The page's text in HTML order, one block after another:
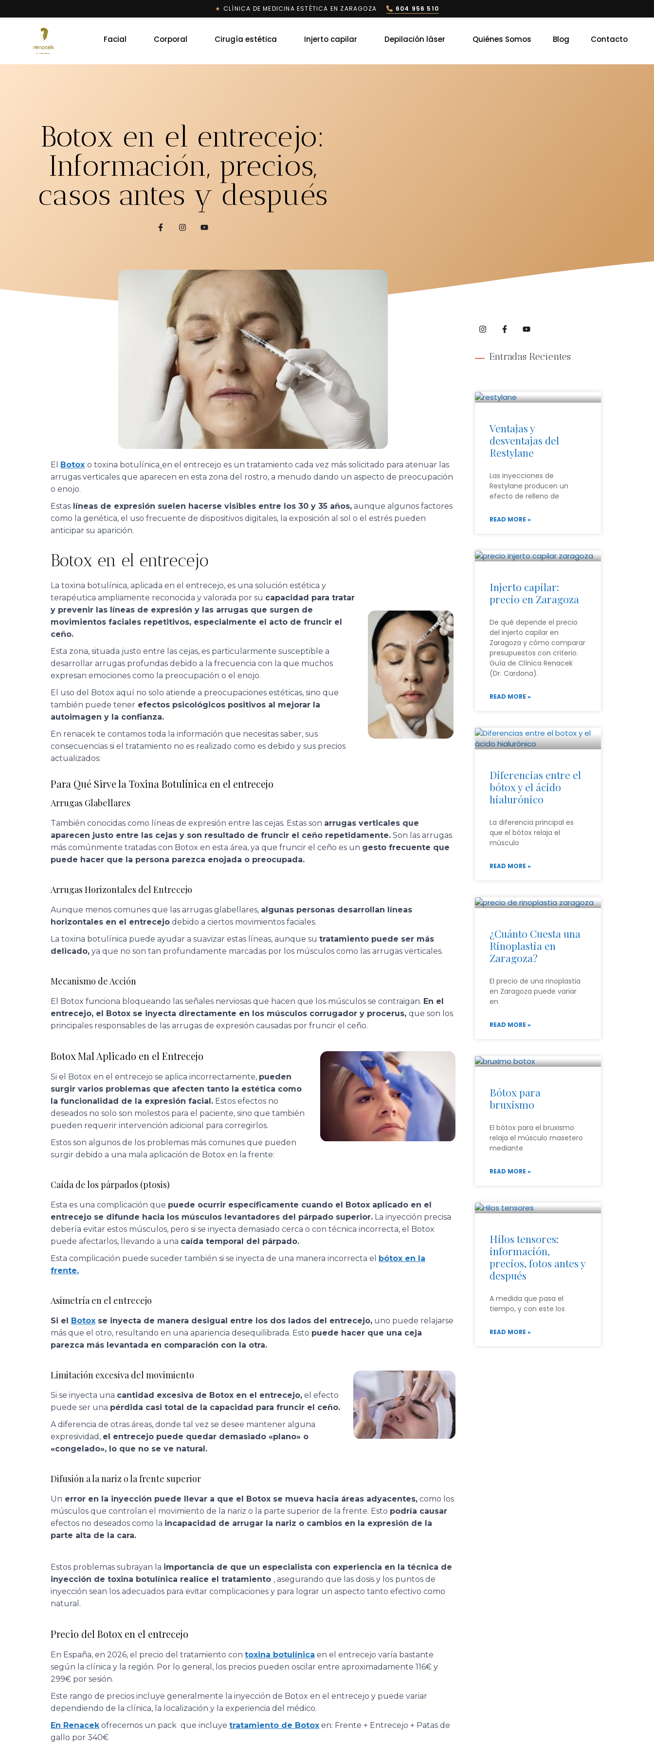
★ CLÍNICA DE MEDICINA ESTÉTICA EN ZARAGOZA · 604 956 510
Facial Corporal Cirugía estética Injerto capilar Depilación láser Quiénes Somos Blog Contacto
Botox en el entrecejo:
Información, precios,
casos antes y después
El Botox otoxina botulínica en el entrecejo es un tratamiento cada vez más solicitado para atenuar las
arrugas verticales que aparecen en esta zona del rostro, a menudo dando un aspecto de preocupación
o enojo.
Estas líneas de expresión suelen hacerse visibles entre los 30 y 35 años, aunque algunos factores
como la genética, el uso frecuente de dispositivos digitales, la exposición al sol o el estrés pueden
anticipar su aparición.
Botox en el entrecejo
La toxina botulínica, aplicada en el entrecejo, es una solución estética y
terapéutica ampliamente reconocida y valorada por su capacidad para tratar
y prevenir las líneas de expresión y las arrugas que surgen de
movimientos faciales repetitivos, especialmente el acto de fruncir el
ceño.
Esta zona, situada justo entre las cejas, es particularmente susceptible a
desarrollar arrugas profundas debido a la frecuencia con la que muchos
expresan emociones como la preocupación o el enojo.
El uso del Botox aquí no solo atiende a preocupaciones estéticas, sino que
también puede tener efectos psicológicos positivos al mejorar la
autoimagen y la confianza.
En renacek te contamos toda la información que necesitas saber, sus
consecuencias si el tratamiento no es realizado como es debido y sus precios
actualizados:
Para Qué Sirve la Toxina Botulínica en el entrecejo
Arrugas Glabellares
También conocidas como líneas de expresión entre las cejas. Estas son arrugas verticales que
aparecen justo entre las cejas y son resultado de fruncir el ceño repetidamente. Son las arrugas
más comúnmente tratadas con Botox en esta área, ya que fruncir el ceño es un gesto frecuente que
puede hacer que la persona parezca enojada o preocupada.
Arrugas Horizontales del Entrecejo
Aunque menos comunes que las arrugas glabellares, algunas personas desarrollan líneas
horizontales en el entrecejo debido a ciertos movimientos faciales.
La toxina botulínica puede ayudar a suavizar estas líneas, aunque sutratamiento puede ser más
delicado, ya que no son tan profundamente marcadas por los músculos como las arrugas verticales.
Mecanismo de Acción
El Botox funciona bloqueando las señales nerviosas que hacen que los músculos se contraigan. En el
entrecejo, el Botox se inyecta directamente en los músculos corrugador y procerus,que son los
principales responsables de las arrugas de expresión causadas por fruncir el ceño.
Botox Mal Aplicado en el Entrecejo
Si el Botox en el entrecejo se aplica incorrectamente, pueden
surgir varios problemas que afecten tanto la estética como
la funcionalidad de la expresión facial. Estos efectos no
deseados no solo son molestos para el paciente, sino que también
pueden requerir intervención adicional para corregirlos.
Estos son algunos de los problemas más comunes que pueden
surgir debido a una mala aplicación de Botox en la frente:
Caída de los párpados (ptosis)
Esta es una complicación que puede ocurrir específicamente cuando el Botox aplicado en el
entrecejo se difunde hacia los músculos levantadores del párpado superior. La inyección precisa
debería evitar estos músculos, pero si se inyecta demasiado cerca o con técnica incorrecta, el Botox
puede afectarlos, llevando a una caída temporal del párpado.
Esta complicación puede suceder también si se inyecta de una manera incorrecta el
bótox en la
frente.
Asimetría en el entrecejo
Si el Botox se inyecta de manera desigual entre los dos lados del entrecejo, uno puede relajarse
más que el otro, resultando en una apariencia desequilibrada. Esto puede hacer que una ceja
parezca más levantada en comparación con la otra.
Limitación excesiva del movimiento
Si se inyecta una cantidad excesiva de Botox en el entrecejo, el efecto
puede ser una pérdida casi total de la capacidad para fruncir el ceño.
A diferencia de otras áreas, donde tal vez se desee mantener alguna
expresividad, el entrecejo puede quedar demasiado «plano» o
«congelado», lo que no se ve natural.
Difusión a la nariz o la frente superior
Un error en la inyección puede llevar a que el Botox se mueva hacia áreas adyacentes, como los
músculos que controlan el movimiento de la nariz o la parte superior de la frente. Esto podría causar
efectos no deseados como la incapacidad de arrugar la nariz o cambios en la expresión de la
parte alta de la cara.
Estos problemas subrayan la importancia de que un especialista con experiencia en la técnica de
inyección de toxina botulínica realice el tratamiento , asegurando que las dosis y los puntos de
inyección sean los adecuados para evitar complicaciones y para lograr un aspecto tanto efectivo como
natural.
Precio del Botox en el entrecejo
En España, en 2026, el precio del tratamiento contoxina botulínica en el entrecejo varía bastante
según la clínica y la región. Por lo general, los precios pueden oscilar entre aproximadamente 116€ y
299€ por sesión.
Este rango de precios incluye generalmente la inyección de Botox en el entrecejo y puede variar
dependiendo de la clínica, la localización y la experiencia del médico.
En Renacekofrecemos un pack que incluyetratamiento de Botox en: Frente + Entrecejo + Patas de
gallo por 340€
Entradas Recientes
Ventajas y
desventajas del
Restylane
Las inyecciones de
Restylane producen un
efecto de relleno de
READ MORE »
Injerto capilar:
precio en Zaragoza
De qué depende el precio
del injerto capilar en
Zaragoza y cómo comparar
presupuestos con criterio.
Guía de Clínica Renacek
(Dr. Cardona).
READ MORE »
Diferencias entre el
bótox y el ácido
hialurónico
La diferencia principal es
que el bótox relaja el
músculo
READ MORE »
¿Cuánto Cuesta una
Rinoplastia en
Zaragoza?
El precio de una rinoplastia
en Zaragoza puede variar
en
READ MORE »
Bótox para
bruxismo
El bótox para el bruxismo
relaja el músculo masetero
mediante
READ MORE »
Hilos tensores:
información,
precios, fotos antes y
después
A medida que pasa el
tiempo, y con este los
READ MORE »